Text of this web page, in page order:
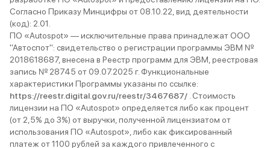
Согласно Приказу Минцифры от 08.10.22, вид деятельности
(код): 2.01.
ПО «Autospot» — исключительные права принадлежат ООО
"Автоспот": свидетельство о регистрации программы ЭВМ №
2018618687, внесена в Реестр программ для ЭВМ, реестровая
запись № 28745 от 09.07.2025 г. Функциональные
характеристики Программы указаны по ссылке:
https://reestr.digital.gov.ru/reestr/3467687/ . Стоимость
лицензии на ПО «Autospot» определяется либо как процент
(от 2,5% до 3%) от выручки, полученной лицензиатом от
использования ПО «Autospot», либо как фиксированный
платеж от 1100 рублей за каждого привлеченного с